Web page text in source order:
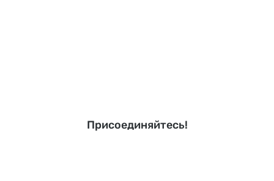
Присоединяйтесь!